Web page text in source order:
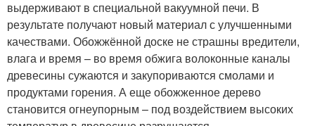
выдерживают в специальной вакуумной печи. В
результате получают новый материал с улучшенными
качествами. Обожжённой доске не страшны вредители,
влага и время – во время обжига волоконные каналы
древесины сужаются и закупориваются смолами и
продуктами горения. А еще обожженное дерево
становится огнеупорным – под воздействием высоких